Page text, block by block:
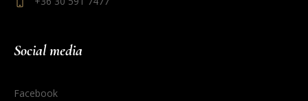
Social media
Facebook